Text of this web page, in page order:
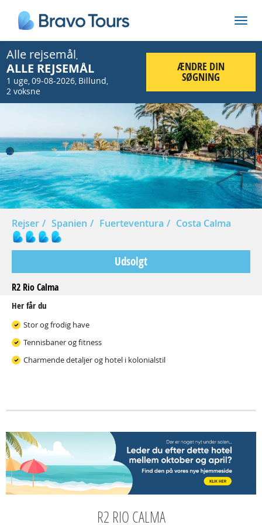
Alle rejsemål,
ALLE REJSEMÅL
1 uge,09-08-2026, Billund,
2 voksne
ÆNDRE DIN
SØGNING
Prev
Rejser Spanien Fuerteventura Costa Calma
Udsolgt
R2 Rio Calma
Her får du
Stor og frodig have
Tennisbaner og fitness
Charmende detaljer og hotel i kolonialstil
R2 RIO CALMA